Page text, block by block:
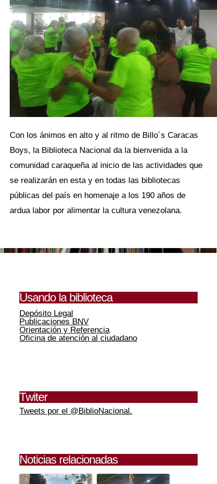
Con los ánimos en alto y al ritmo de Billo´s Caracas
Boys, la Biblioteca Nacional da la bienvenida a la
comunidad caraqueña al inicio de las actividades que
se realizarán en esta y en todas las bibliotecas
públicas del país en homenaje a los 190 años de
ardua labor por alimentar la cultura venezolana.
Usando la biblioteca
Depósito Legal
Publicaciones BNV
Orientación y Referencia
Oficina de atención al ciudadano
Twiter
Tweets por el @BiblioNacional.
Noticias relacionadas